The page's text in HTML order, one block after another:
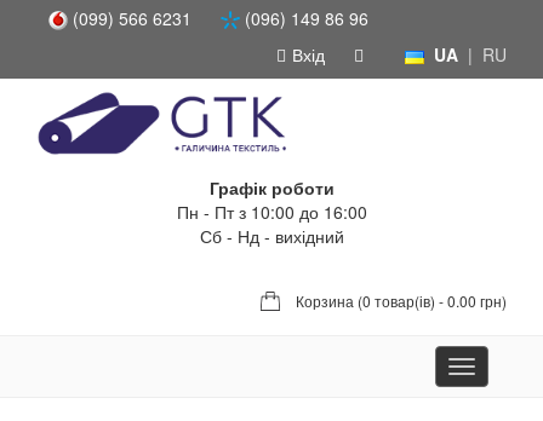
(099) 566 6231
(096) 149 86 96
UA | RU
Вхід
Графік роботи
Пн - Пт з 10:00 до 16:00
Сб - Нд - вихідний
Корзина (0 товар(ів) - 0.00 грн)
Toggle
navigation